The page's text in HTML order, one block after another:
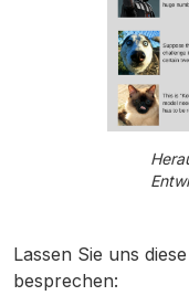
Lassen Sie uns
besprechen: